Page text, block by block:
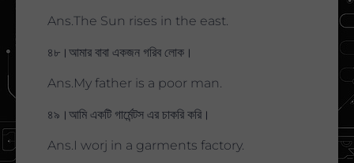
Ans.The Sun rises in the east.
৪৮।আমার বাবা একজন গরিব লোক।
Ans.My father is a poor man.
৪৯।আমি একটি গার্মেন্টস এর চাকরি করি।
Ans.I worj in a garments factory.